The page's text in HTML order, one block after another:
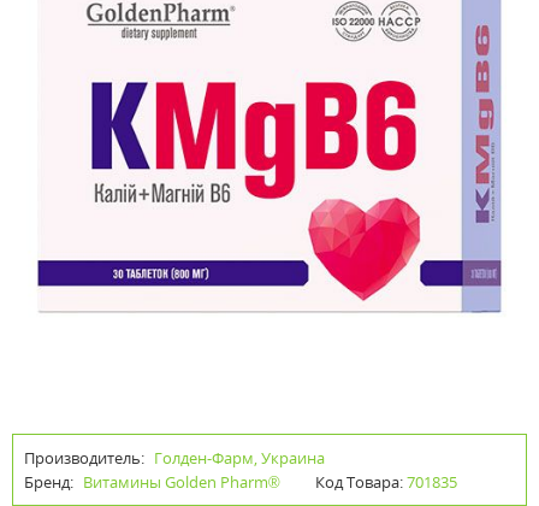
Производитель: Голден-Фарм, Украина
Бренд: Витамины Golden Pharm® Код Товара:701835